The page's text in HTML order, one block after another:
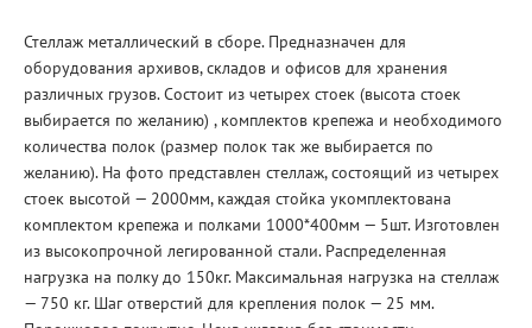
Стеллаж металлический в сборе. Предназначен для
оборудования архивов, складов и офисов для хранения
различных грузов. Состоит из четырех стоек (высота стоек
выбирается по желанию) , комплектов крепежа и необходимого
количества полок (размер полок так же выбирается по
желанию). На фото представлен стеллаж, состоящий из четырех
стоек высотой — 2000мм, каждая стойка укомплектована
комплектом крепежа и полками 1000*400мм — 5шт. Изготовлен
из высокопрочной легированной стали. Распределенная
нагрузка на полку до 150кг. Максимальная нагрузка на стеллаж
— 750 кг. Шаг отверстий для крепления полок — 25 мм.